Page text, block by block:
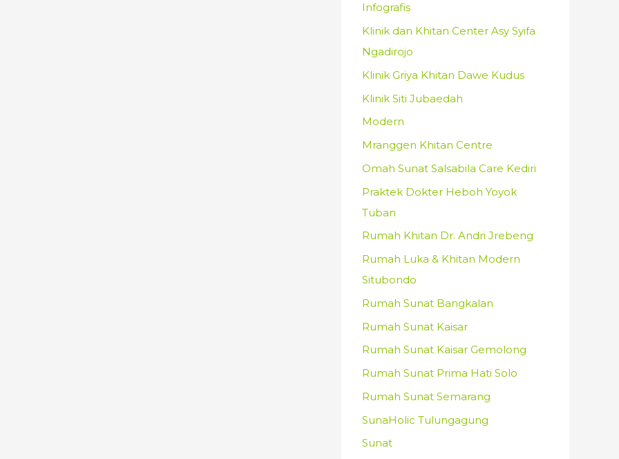
Infografis
Klinik dan Khitan Center Asy Syifa
Ngadirojo
Klinik Griya Khitan Dawe Kudus
Klinik Siti Jubaedah
Modern
Mranggen Khitan Centre
Omah Sunat Salsabila Care Kediri
Praktek Dokter Heboh Yoyok
Tuban
Rumah Khitan Dr. Andri Jrebeng
Rumah Luka & Khitan Modern
Situbondo
Rumah Sunat Bangkalan
Rumah Sunat Kaisar
Rumah Sunat Kaisar Gemolong
Rumah Sunat Prima Hati Solo
Rumah Sunat Semarang
SunaHolic Tulungagung
Sunat